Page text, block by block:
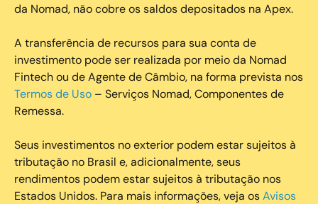
da Nomad, não cobre os saldos depositados na Apex.
A transferência de recursos para sua conta de
investimento pode ser realizada por meio da Nomad
Fintech ou de Agente de Câmbio, na forma prevista nos
Termos de Uso – Serviços Nomad, Componentes de
Remessa.
Seus investimentos no exterior podem estar sujeitos à
tributação no Brasil e, adicionalmente, seus
rendimentos podem estar sujeitos à tributação nos
Estados Unidos. Para mais informações, veja osAvisos